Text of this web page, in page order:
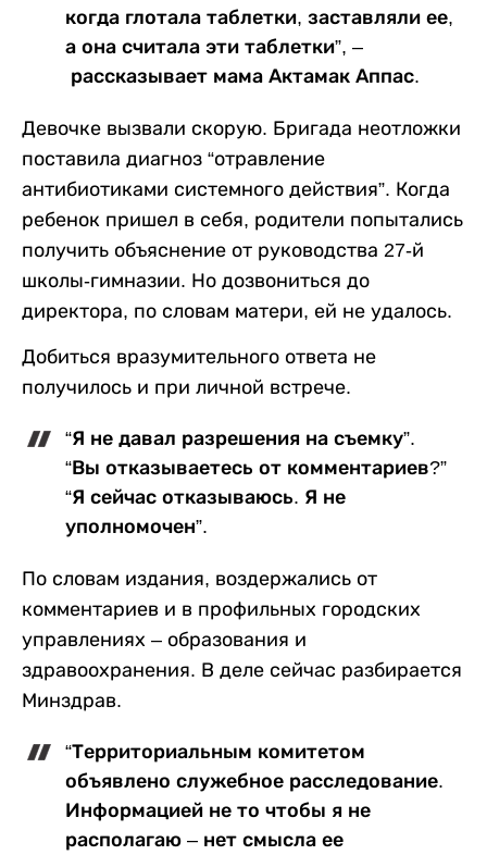
когда глотала таблетки, заставляли ее,
а она считала эти таблетки”, –
рассказывает мама Актамак Аппас.
Девочке вызвали скорую. Бригада неотложки
поставила диагноз “отравление
антибиотиками системного действия”. Когда
ребенок пришел в себя, родители попытались
получить объяснение от руководства 27-й
школы-гимназии. Но дозвониться до
директора, по словам матери, ей не удалось.
Добиться вразумительного ответа не
получилось и при личной встрече.
“Я не давал разрешения на съемку”.
“Вы отказываетесь от комментариев?”
“Я сейчас отказываюсь. Я не
уполномочен”.
По словам издания, воздержались от
комментариев и в профильных городских
управлениях – образования и
здравоохранения. В деле сейчас разбирается
Минздрав.
“Территориальным комитетом
объявлено служебное расследование.
Информацией не то чтобы я не
располагаю – нет смысла ее